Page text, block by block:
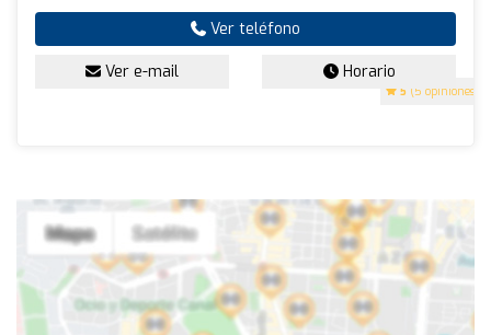
5 (5 opiniones)
Ver teléfono
Ver e-mail Horario